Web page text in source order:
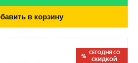
в корзину
СЕГОДНЯ СО
СКИДКОЙ